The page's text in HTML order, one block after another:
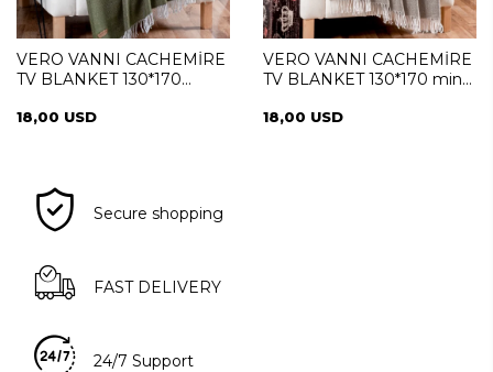
VERO VANNI CACHEMİRE
TV BLANKET 130*170
18,00 USD
VERO VANNI CACHEMİRE
TV BLANKET 130*170 mink
18,00 USD
Secure shopping
FAST DELIVERY
24/7 Support